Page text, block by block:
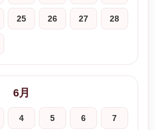
25 26 27 28
6月
4 5 6 7